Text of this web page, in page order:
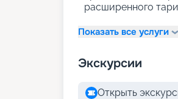
расширенного
Показать все услуги
Экскурсии
Открыть